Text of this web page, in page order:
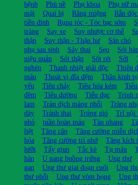
bệnh
Phù nề Phụ khoa Phụ nữ
mật
Quai bị Răng miệng Rắn
tiền đình
Rụng tóc - Tóc bạc sớm
tràng
Say xe Suy nhược cơ thể
thận
Suy thận - Thận hư Sán chó
phụ sau sinh
Sảy thai Sẹo Sỏi
niệu quản
Sỏi thận Sốt rét Sởi
nghén
Thanh nhiệt giải độc Thiên
máu
Thoát vị đĩa đệm Thần kinh
yếu
Tiêu chảy Tiêu hóa kém
đêm
Tiểu đường Tiểu đục Trinh
lam
Tràn dịch màng phổi Tràng
dày
Tránh thai Trúng gió Trĩ nội
nhỏ
tuần hoàn máu Tàn nhang
liệt
Tăng cân Tăng cường miễn
hóa
Tăng cường trí nhớ Tăng kích
lưỡi
Tẩy giun Tắc kè Tụ máu
hàn
U nang buồng trứng Ung thư
gan
Ung thư giai đoạn cuối Ung
thư phổi
Ung thư vòm họng Ung